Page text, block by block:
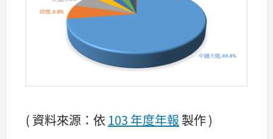
( 資料來源：依 103 年度年報 製作 )